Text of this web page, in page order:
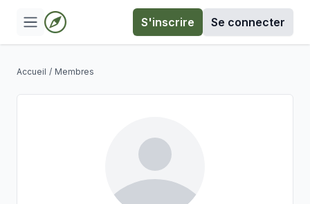
S'inscrire Se connecter
Accueil / Membres